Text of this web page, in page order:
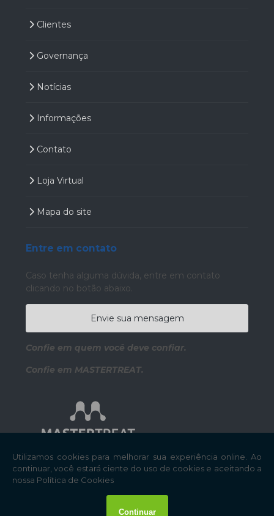
Clientes
Governança
Notícias
Informações
Contato
Loja Virtual
Mapa do site
Entre em contato
Caso tenha alguma dúvida, entre em contato
clicando no botão abaixo.
Envie sua mensagem
Confie em quem você deve confiar.
Confie em MASTERTREAT.
Copyright © Mastertreat. (Lei 9610 de 19/02/1998)